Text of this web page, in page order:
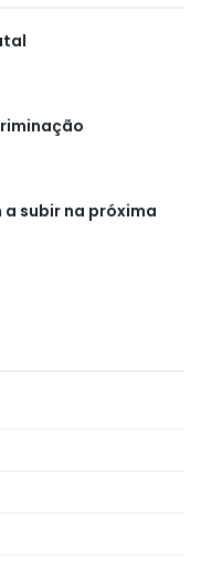
subir na próxima